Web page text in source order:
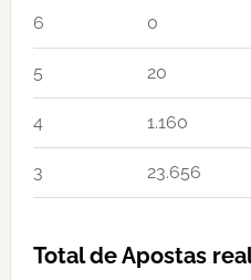
6 0
5 20
4 1.160
3 23.656
Total de Apostas